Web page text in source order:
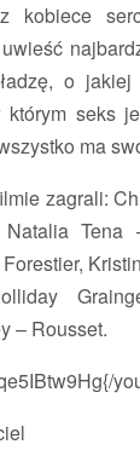
kobiece
o jakiej
seks
ma
zagrali:
Tena
– Rousset.